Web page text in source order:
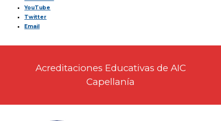
YouTube
Twitter
Email
Acreditaciones Educativas de AIC
Capellanía